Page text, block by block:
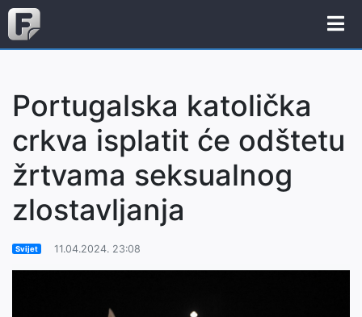
Portugalska katolička
crkva isplatit će odštetu
žrtvama seksualnog
zlostavljanja
Svijet 11.04.2024. 23:08